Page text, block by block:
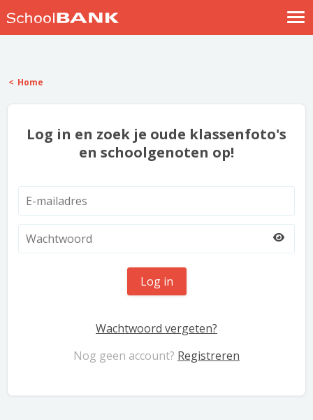
Help
Home
Log in en zoek je oude klassenfoto's
en schoolgenoten op!
Log in
Wachtwoord vergeten?
Nog geen account? Registreren